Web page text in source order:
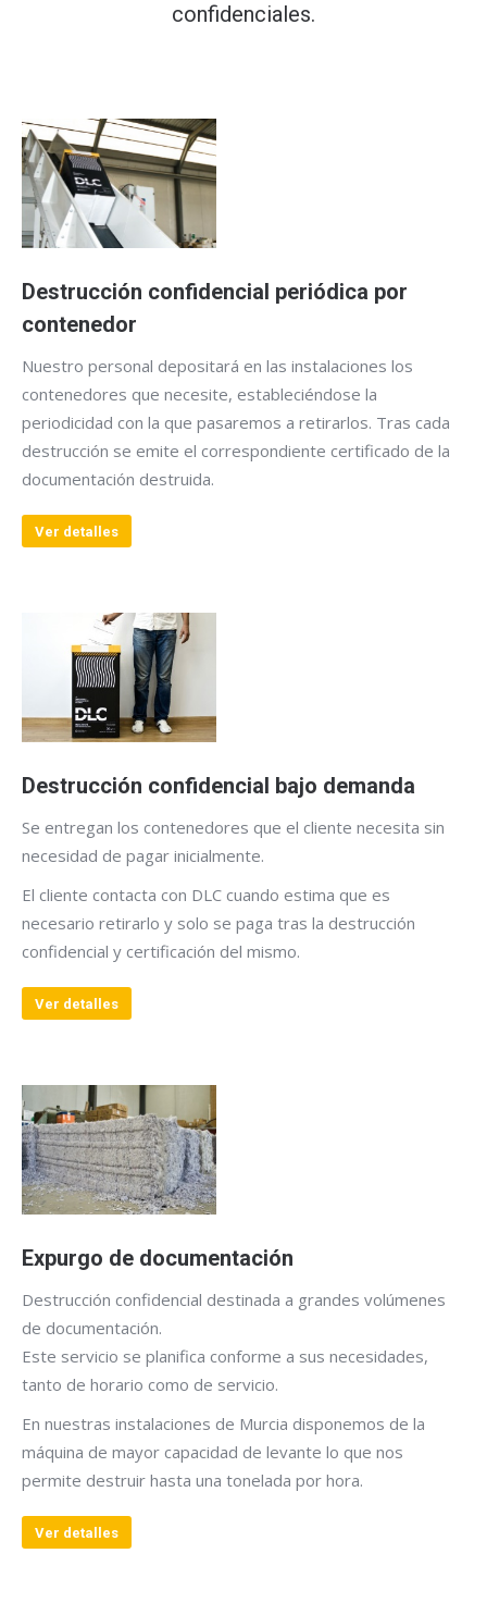
confidenciales.
Destrucción confidencial periódica por
contenedor
Nuestro personal depositará en las instalaciones los
contenedores que necesite, estableciéndose la
periodicidad con la que pasaremos a retirarlos. Tras cada
destrucción se emite el correspondiente certificado de la
documentación destruida.
Ver detalles
Destrucción confidencial bajo demanda
Se entregan los contenedores que el cliente necesita sin
necesidad de pagar inicialmente.
El cliente contacta con DLC cuando estima que es
necesario retirarlo y solo se paga tras la destrucción
confidencial y certificación del mismo.
Ver detalles
Expurgo de documentación
Destrucción confidencial destinada a grandes volúmenes
de documentación.
Este servicio se planifica conforme a sus necesidades,
tanto de horario como de servicio.
En nuestras instalaciones de Murcia disponemos de la
máquina de mayor capacidad de levante lo que nos
permite destruir hasta una tonelada por hora.
Ver detalles